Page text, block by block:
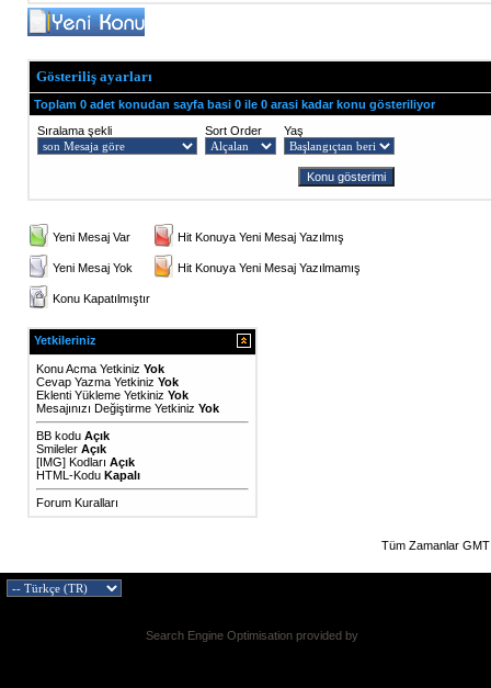
Gösteriliş ayarları
Toplam 0 adet konudan sayfa basi 0 ile 0 arasi kadar konu gösteriliyor
Sıralama şekli
Sort Order Yaş
Yeni Mesaj Var Hit Konuya Yeni Mesaj Yazılmış
Yeni Mesaj Yok Hit Konuya Yeni Mesaj Yazılmamış
Konu Kapatılmıştır
Yetkileriniz
Konu Acma Yetkiniz Yok
Cevap Yazma Yetkiniz Yok
Eklenti Yükleme Yetkiniz Yok
Mesajınızı Değiştirme Yetkiniz Yok
BB kodu Açık
Smileler Açık
[IMG] Kodları Açık
HTML-Kodu Kapalı
Forum Kuralları
Tüm Zamanlar
Search Engine Optimisation provided by